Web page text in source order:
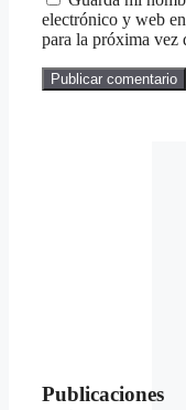
electrónico y web
para la próxima vez
Publicaciones